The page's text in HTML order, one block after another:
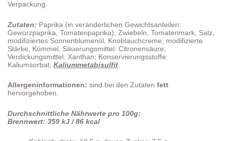
Verpackung.
Zutaten: Paprika (in veränderlichen Gewichtsanteilen:
Gewürzpaprika, Tomatenpaprika), Zwiebeln, Tomatenmark, Salz,
modifiziertes Sonnenblumenöl, Knoblauchcreme, modifizierte
Stärke, Kümmel, Säuerungsmittel: Citronensäure;
Verdickungsmittel: Xanthan; Konservierungsstoffe:
Kaliumsorbat, Kaliummetabisulfit
Allergeninformationen: sind bei den Zutaten fett
hervorgehoben.
Durchschnittliche Nährwerte pro 100g:
Brennwert: 359 kJ / 86 kcal